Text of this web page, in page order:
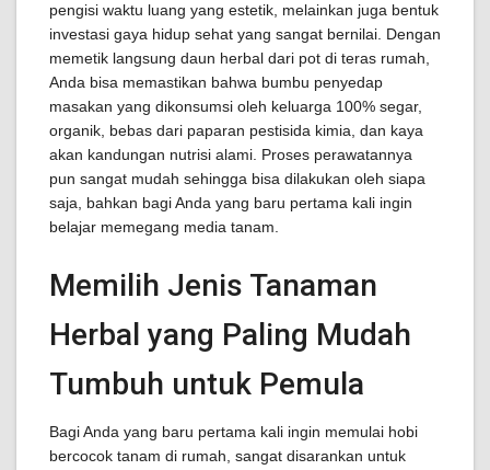
pengisi waktu luang yang estetik, melainkan juga bentuk
investasi gaya hidup sehat yang sangat bernilai. Dengan
memetik langsung daun herbal dari pot di teras rumah,
Anda bisa memastikan bahwa bumbu penyedap
masakan yang dikonsumsi oleh keluarga 100% segar,
organik, bebas dari paparan pestisida kimia, dan kaya
akan kandungan nutrisi alami. Proses perawatannya
pun sangat mudah sehingga bisa dilakukan oleh siapa
saja, bahkan bagi Anda yang baru pertama kali ingin
belajar memegang media tanam.
Memilih Jenis Tanaman
Herbal yang Paling Mudah
Tumbuh untuk Pemula
Bagi Anda yang baru pertama kali ingin memulai hobi
bercocok tanam di rumah, sangat disarankan untuk